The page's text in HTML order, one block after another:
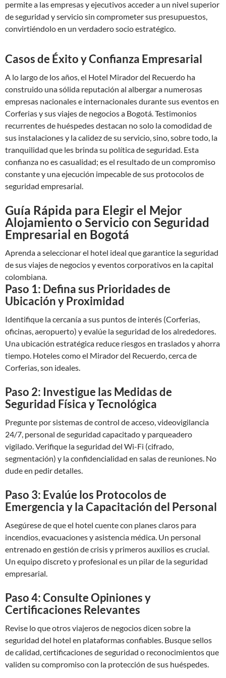
permite a las empresas y ejecutivos acceder a un nivel superior
de seguridad y servicio sin comprometer sus presupuestos,
convirtiéndolo en un verdadero socio estratégico.
Casos de Éxito y Confianza Empresarial
A lo largo de los años, el Hotel Mirador del Recuerdo ha
construido una sólida reputación al albergar a numerosas
empresas nacionales e internacionales durante sus eventos en
Corferias y sus viajes de negocios a Bogotá. Testimonios
recurrentes de huéspedes destacan no solo la comodidad de
sus instalaciones y la calidez de su servicio, sino, sobre todo, la
tranquilidad que les brinda su política de seguridad. Esta
confianza no es casualidad; es el resultado de un compromiso
constante y una ejecución impecable de sus protocolos de
seguridad empresarial.
Guía Rápida para Elegir el Mejor
Alojamiento o Servicio con Seguridad
Empresarial en Bogotá
Aprenda a seleccionar el hotel ideal que garantice la seguridad
de sus viajes de negocios y eventos corporativos en la capital
colombiana.
Paso 1: Defina sus Prioridades de
Ubicación y Proximidad
Identifique la cercanía a sus puntos de interés (Corferias,
oficinas, aeropuerto) y evalúe la seguridad de los alrededores.
Una ubicación estratégica reduce riesgos en traslados y ahorra
tiempo. Hoteles como el Mirador del Recuerdo, cerca de
Corferias, son ideales.
Paso 2: Investigue las Medidas de
Seguridad Física y Tecnológica
Pregunte por sistemas de control de acceso, videovigilancia
24/7, personal de seguridad capacitado y parqueadero
vigilado. Verifique la seguridad del Wi-Fi (cifrado,
segmentación) y la confidencialidad en salas de reuniones. No
dude en pedir detalles.
Paso 3: Evalúe los Protocolos de
Emergencia y la Capacitación del Personal
Asegúrese de que el hotel cuente con planes claros para
incendios, evacuaciones y asistencia médica. Un personal
entrenado en gestión de crisis y primeros auxilios es crucial.
Un equipo discreto y profesional es un pilar de la seguridad
empresarial.
Paso 4: Consulte Opiniones y
Certificaciones Relevantes
Revise lo que otros viajeros de negocios dicen sobre la
seguridad del hotel en plataformas confiables. Busque sellos
de calidad, certificaciones de seguridad o reconocimientos que
validen su compromiso con la protección de sus huéspedes.